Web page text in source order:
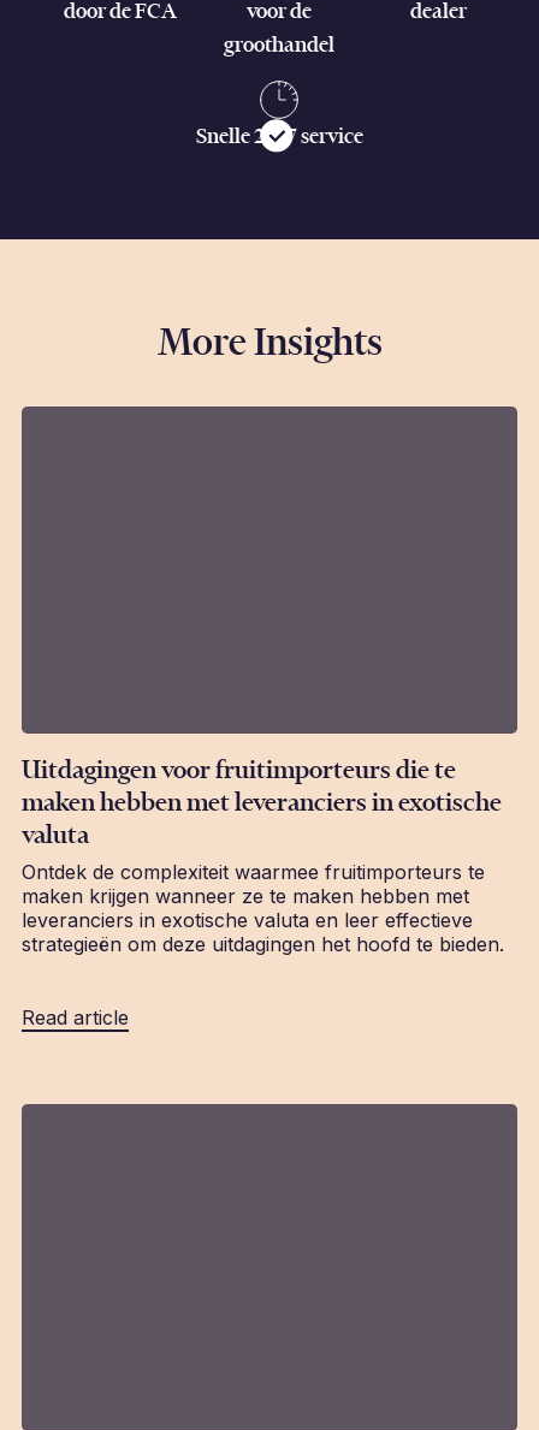
door de FCA
voor de
groothandel
dealer
Snelle 24/7 service
More Insights
Uitdagingen voor fruitimporteurs die te
maken hebben met leveranciers in exotische
valuta
Ontdek de complexiteit waarmee fruitimporteurs te
maken krijgen wanneer ze te maken hebben met
leveranciers in exotische valuta en leer effectieve
strategieën om deze uitdagingen het hoofd te bieden.
Read article